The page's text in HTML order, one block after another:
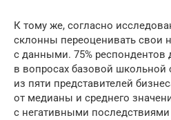
К тому же, согласно
склонны переоценивать свои
с данными. 75% респондентов
в вопросах базовой школьной
из пяти представителей
от медианы и среднего
с негативными